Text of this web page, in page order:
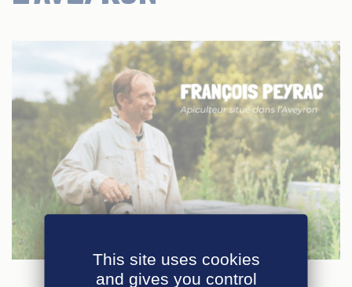
This site uses cookies
and gives you control